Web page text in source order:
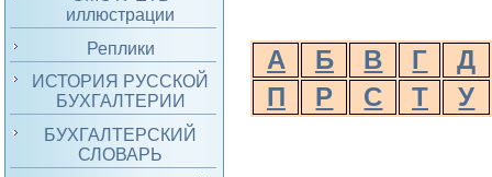
иллюстрации
Реплики
ИСТОРИЯ РУССКОЙ
БУХГАЛТЕРИИ
БУХГАЛТЕРСКИЙ
СЛОВАРЬ
А Б В Г
Д
П
Р С Т У